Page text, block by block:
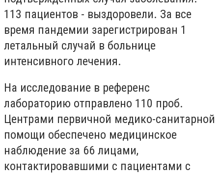
113 пациентов - выздоровели. За все
время пандемии зарегистрирован 1
летальный случай в больнице
интенсивного лечения.
На исследование в референс
лабораторию отправлено 110 проб.
Центрами первичной медико-санитарной
помощи обеспечено медицинское
наблюдение за 66 лицами,
контактировавшими с пациентами с